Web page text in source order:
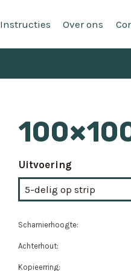
Instructies Over ons
Uitvoering
Scharnierhoogte:
Achterhout:
Kopieerring: